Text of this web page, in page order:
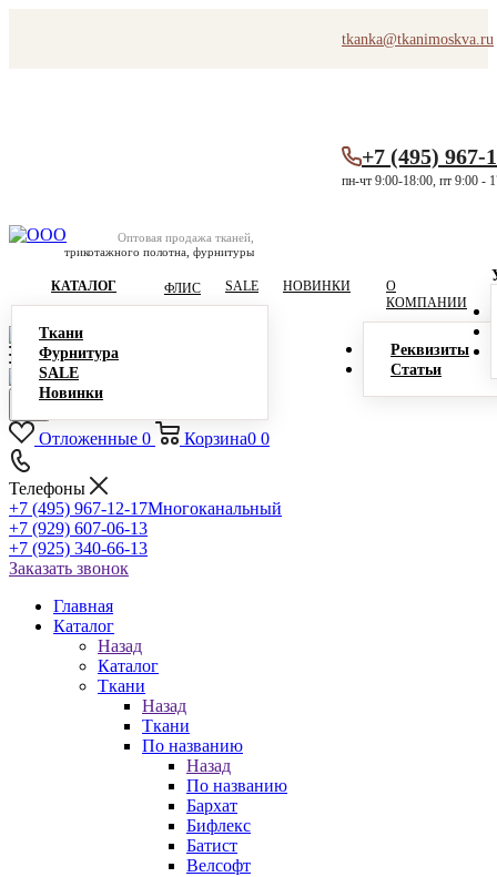
tkanka@tkanimoskva.ru
Оптовая продажа тканей,
трикотажного полотна, фурнитуры
+7 (495) 967-
пн-чт 9:00-18:00, пт 9:00 -
КАТАЛОГ
Ткани
Фурнитура
SALE
Новинки
ФЛИС SALE НОВИНКИ
О
КОМПАНИИ
Реквизиты
Статьи
Отложенные 0 Корзина0 0
Телефоны
+7 (495) 967-12-17Многоканальный
+7 (929) 607-06-13
+7 (925) 340-66-13
Заказать звонок
Главная
Каталог
Назад
Каталог
Ткани
Назад
Ткани
По названию
Назад
По названию
Бархат
Бифлекс
Батист
Велсофт